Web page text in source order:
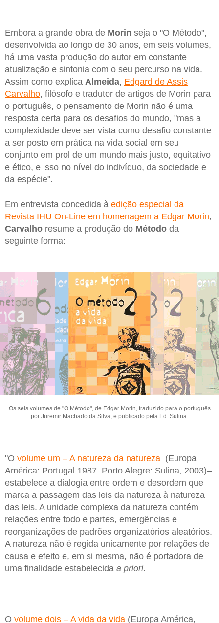
Embora a grande obra de Morin seja o "O Método",
desenvolvida ao longo de 30 anos, em seis volumes,
há uma vasta produção do autor em constante
atualização e sintonia com o seu percurso na vida.
Assim como explica Almeida, Edgard de Assis
Carvalho, filósofo e tradutor de artigos de Morin para
o português, o pensamento de Morin não é uma
resposta certa para os desafios do mundo, "mas a
complexidade deve ser vista como desafio constante
a ser posto em prática na vida social em seu
conjunto em prol de um mundo mais justo, equitativo
e ético, e isso no nível do indivíduo, da sociedade e
da espécie".
Em entrevista concedida à edição especial da
Revista IHU On-Line em homenagem a Edgar Morin,
Carvalho resume a produção do Método da
seguinte forma:
Os seis volumes de "O Método", de Edgar Morin, traduzido para o português
por Juremir Machado da Silva, e publicado pela Ed. Sulina.
"O volume um – A natureza da natureza (Europa
América: Portugal 1987. Porto Alegre: Sulina, 2003)–
estabelece a dialogia entre ordem e desordem que
marca a passagem das leis da natureza à natureza
das leis. A unidade complexa da natureza contém
relações entre todo e partes, emergências e
reorganizações de padrões organizatórios aleatórios.
A natureza não é regida unicamente por relações de
causa e efeito e, em si mesma, não é portadora de
uma finalidade estabelecida a priori.
O volume dois – A vida da vida (Europa América,